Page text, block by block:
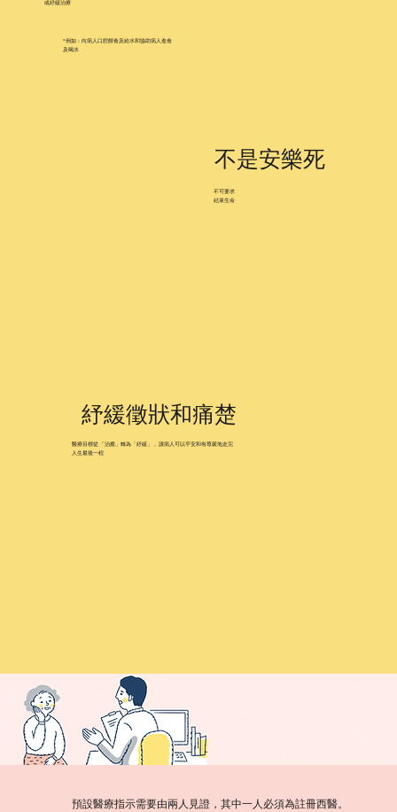
或紓緩治療
*例如：向病人口腔餵食及給水和協助病人進食
及喝水
紓緩徵狀和痛楚
醫療目標從 「治癒」轉為「紓緩」， 讓病人可以平安和有尊嚴地走完
人生最後一程
不可要求
結束生命
不是安樂死
預設醫療指示需要由兩人見證，其中一人必須為註冊西醫。